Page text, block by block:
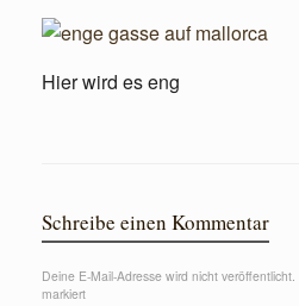
Hier wird es eng
Schreibe einen Kommentar
Deine E-Mail-Adresse wird nicht veröffentlicht.
markiert